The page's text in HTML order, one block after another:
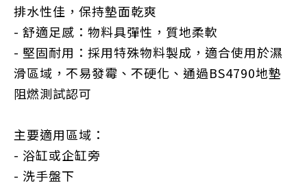
排水性佳，保持墊面乾爽
- 舒適足感：物料具彈性，質地柔軟
- 堅固耐用：採用特殊物料製成，適合使用於濕
滑區域，不易發霉、不硬化、通過BS4790地墊
阻燃測試認可
主要適用區域：
- 浴缸或企缸旁
- 洗手盤下